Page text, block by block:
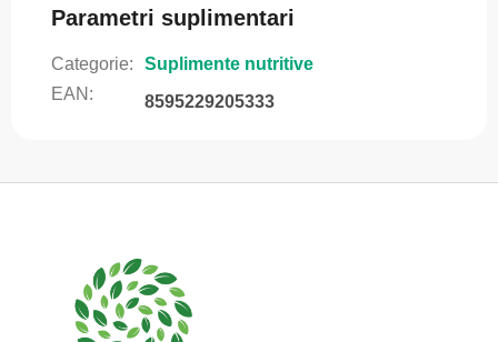
Parametri suplimentari
Categorie:
Suplimente nutritive
EAN : 8595229205333